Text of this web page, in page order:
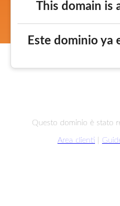
This domain is
Este dominio ya
Questo dominio è stato
Area clienti